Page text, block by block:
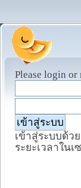
Please login or
เข้าสู่ระบบด้ว
ระยะเวลาใน